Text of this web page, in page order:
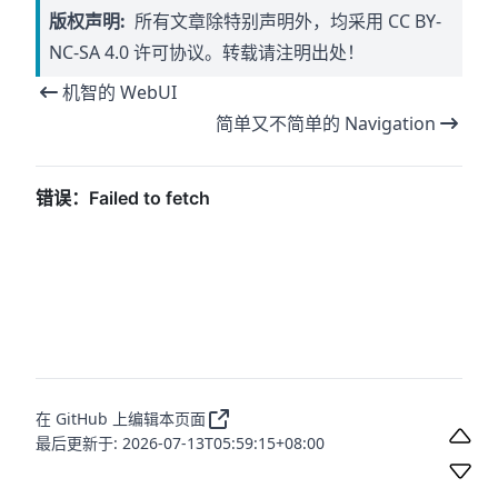
版权声明: 所有文章除特别声明外，均采用 CC BY-
NC-SA 4.0许可协议。转载请注明出处！
机智的 WebUI
简单又不简单的 Navigation
在 GitHub 上编辑本页面
最后更新于: 2026-07-13T05:59:15+08:00